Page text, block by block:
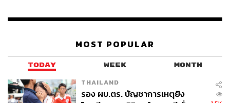
MOST POPULAR
TODAY WEEK MONTH
THAILAND
รอง ผบ.ตร. บัญชาการเหตุยิง